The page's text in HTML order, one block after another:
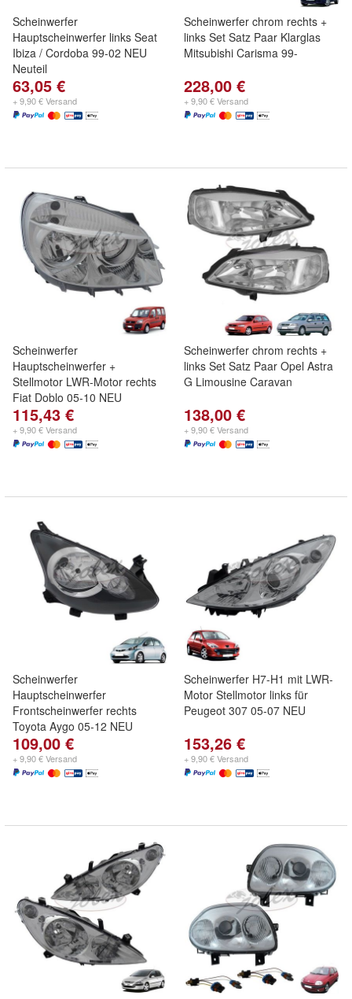
Scheinwerfer
Hauptscheinwerfer links Seat
Ibiza / Cordoba 99-02 NEU
Neuteil
63,05 €
+ 9,90 € Versand
Scheinwerfer chrom rechts +
links Set Satz Paar Klarglas
Mitsubishi Carisma 99-
228,00 €
+ 9,90 € Versand
Scheinwerfer
Hauptscheinwerfer +
Stellmotor LWR-Motor rechts
Fiat Doblo 05-10 NEU
115,43 €
+ 9,90 € Versand
Scheinwerfer chrom rechts +
links Set Satz Paar Opel Astra
G Limousine Caravan
138,00 €
+ 9,90 € Versand
Scheinwerfer
Hauptscheinwerfer
Frontscheinwerfer rechts
Toyota Aygo 05-12 NEU
109,00 €
+ 9,90 € Versand
Scheinwerfer H7-H1 mit LWR-
Motor Stellmotor links für
Peugeot 307 05-07 NEU
153,26 €
+ 9,90 € Versand